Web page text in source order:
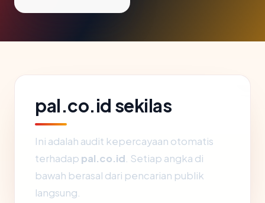
pal.co.id sekilas
Ini adalah audit kepercayaan otomatis
terhadap pal.co.id . Setiap angka di
bawah berasal dari pencarian publik
langsung.